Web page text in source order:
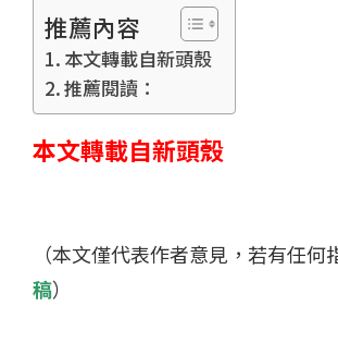
推薦內容
本文轉載自新頭殼
推薦閱讀：
本文轉載自新頭殼
（本文僅代表作者意見，若有任何
稿）